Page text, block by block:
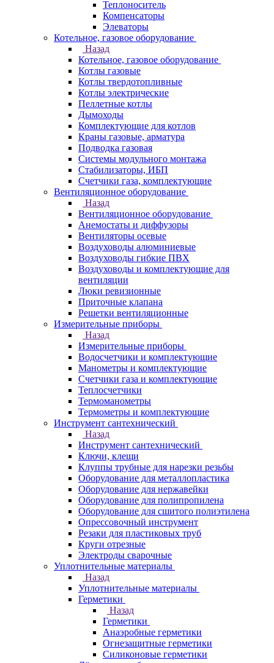
Теплоноситель
Компенсаторы
Элеваторы
Котельное, газовое оборудование
Назад
Котельное, газовое оборудование
Котлы газовые
Котлы твердотопливные
Котлы электрические
Пеллетные котлы
Дымоходы
Комплектующие для котлов
Краны газовые, арматура
Подводка газовая
Системы модульного монтажа
Стабилизаторы, ИБП
Счетчики газа, комплектующие
Вентиляционное оборудование
Назад
Вентиляционное оборудование
Анемостаты и диффузоры
Вентиляторы осевые
Воздуховоды алюминиевые
Воздуховоды гибкие ПВХ
Воздуховоды и комплектующие для
вентиляции
Люки ревизионные
Приточные клапана
Решетки вентиляционные
Измерительные приборы
Назад
Измерительные приборы
Водосчетчики и комплектующие
Манометры и комплектующие
Счетчики газа и комплектующие
Теплосчетчики
Термоманометры
Термометры и комплектующие
Инструмент сантехнический
Назад
Инструмент сантехнический
Ключи, клещи
Клуппы трубные для нарезки резьбы
Оборудование для металлопластика
Оборудование для нержавейки
Оборудование для полипропилена
Оборудование для сшитого полиэтилена
Опрессовочный инструмент
Резаки для пластиковых труб
Круги отрезные
Электроды сварочные
Уплотнительные материалы
Назад
Уплотнительные материалы
Герметики
Назад
Герметики
Анаэробные герметики
Огнезащитные герметики
Силиконовые герметики